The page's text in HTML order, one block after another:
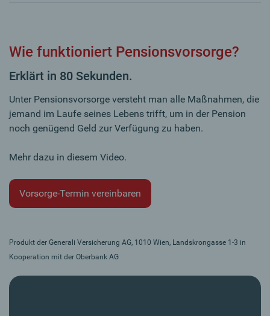
Wie funktioniert Pensionsvorsorge?
Erklärt in 80 Sekunden.
Unter Pensionsvorsorge versteht man alle Maßnahmen, die
jemand im Laufe seines Lebens trifft, um in der Pension
noch genügend Geld zur Verfügung zu haben.
Mehr dazu in diesem Video.
Vorsorge-Termin vereinbaren
Produkt der Generali Versicherung AG, 1010 Wien, Landskrongasse 1-3 in
Kooperation mit der Oberbank AG